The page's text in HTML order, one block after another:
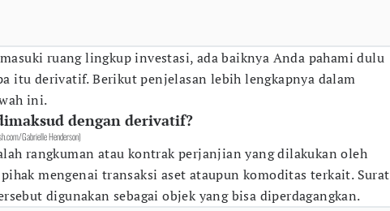
ruang lingkup investasi, ada baiknya Anda pahami dulu
itu derivatif. Berikut penjelasan lebih lengkapnya dalam
ini.
dengan derivatif?
Gabrielle Henderson)
rangkuman atau kontrak perjanjian yang dilakukan oleh
mengenai transaksi aset ataupun komoditas terkait. Surat
digunakan sebagai objek yang bisa diperdagangkan.